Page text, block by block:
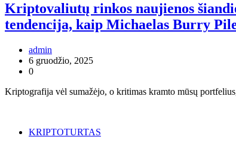
Kriptovaliutų rinkos naujienos
tendencija, kaip Michaelas Burry
admin
6 gruodžio, 2025
0
Kriptografija vėl sumažėjo, o kritimas kramto mūsų
KRIPTOTURTAS